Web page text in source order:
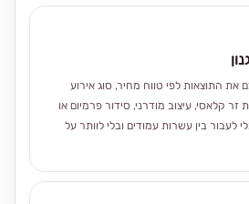
את התוצאות לפי טווח מחיר, סוג אירוע
זר קלאסי, עיצוב מודרני, סידור פרמיום או
בין עשרות עמודים ובלי לוותר על